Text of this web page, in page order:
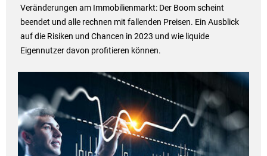
Veränderungen am Immobilienmarkt: Der Boom scheint
beendet und alle rechnen mit fallenden Preisen. Ein Ausblick
auf die Risiken und Chancen in 2023 und wie liquide
Eigennutzer davon profitieren können.